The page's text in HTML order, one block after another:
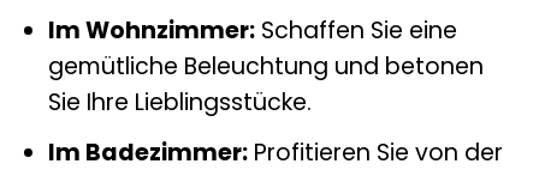
Im Wohnzimmer:Schaffen Sie eine
gemütliche Beleuchtung und betonen
Sie Ihre Lieblingsstücke.
Im Badezimmer:Profitieren Sie von der